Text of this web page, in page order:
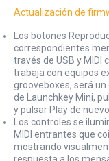
Actualización de
Los botones
correspondientes
través de USB y MIDI
trabaja con equipos
grooveboxes, será
de Launchkey Mini,
y pulsar Play de
Los controles se
MIDI entrantes que
mostrando